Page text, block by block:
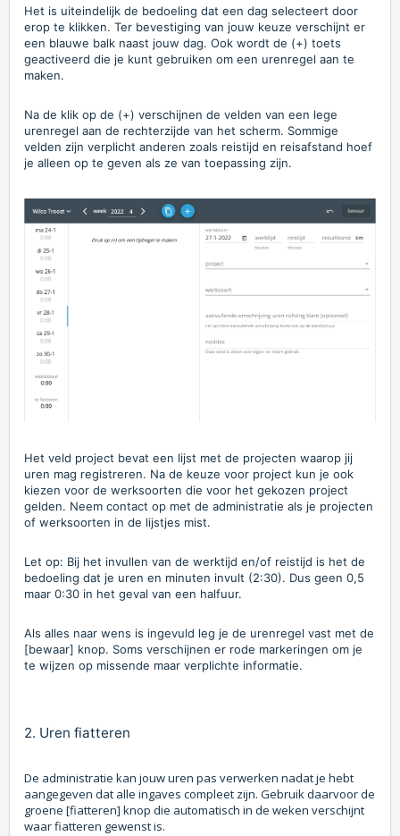
Het is uiteindelijk de bedoeling dat een dag selecteert door
erop te klikken. Ter bevestiging van jouw keuze verschijnt er
een blauwe balk naast jouw dag. Ook wordt de (+) toets
geactiveerd die je kunt gebruiken om een urenregel aan te
maken.
Na de klik op de (+) verschijnen de velden van een lege
urenregel aan de rechterzijde van het scherm. Sommige
velden zijn verplicht anderen zoals reistijd en reisafstand hoef
je alleen op te geven als ze van toepassing zijn.
Het veld project bevat een lijst met de projecten waarop jij
uren mag registreren. Na de keuze voor project kun je ook
kiezen voor de werksoorten die voor het gekozen project
gelden. Neem contact op met de administratie als je projecten
of werksoorten in de lijstjes mist.
Let op: Bij het invullen van de werktijd en/of reistijd is het de
bedoeling dat je uren en minuten invult (2:30). Dus geen 0,5
maar 0:30 in het geval van een halfuur.
Als alles naar wens is ingevuld leg je de urenregel vast met de
[bewaar] knop. Soms verschijnen er rode markeringen om je
te wijzen op missende maar verplichte informatie.
2. Uren fiatteren
De administratie kan jouw uren pas verwerken nadat je hebt
aangegeven dat alle ingaves compleet zijn. Gebruik daarvoor de
groene [fiatteren] knop die automatisch in de weken verschijnt
waar fiatteren gewenst is.